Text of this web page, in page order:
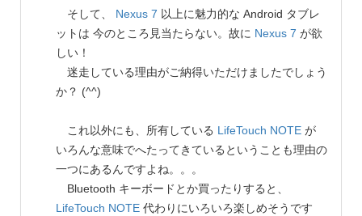
そして、 Nexus 7 以上に魅力的な Android タブレ
ットは 今のところ見当たらない。故に Nexus 7 が欲
しい！
迷走している理由がご納得いただけましたでしょう
か？ (^^)
これ以外にも、所有している LifeTouch NOTE が
いろんな意味でへたってきているということも理由の
一つにあるんですよね。。。
Bluetooth キーボードとか買ったりすると、
LifeTouch NOTE 代わりにいろいろ楽しめそうです